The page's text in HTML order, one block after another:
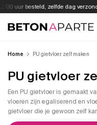
Skip
to
content
uur besteld, zelfde dag
Beton Aparte
Home PU gietvloer zelf maken
PU gietvloer
Een PU gietvloer is gemaakt
vloeren zijn egaliserend en
gietvloer die je gewoon zelf